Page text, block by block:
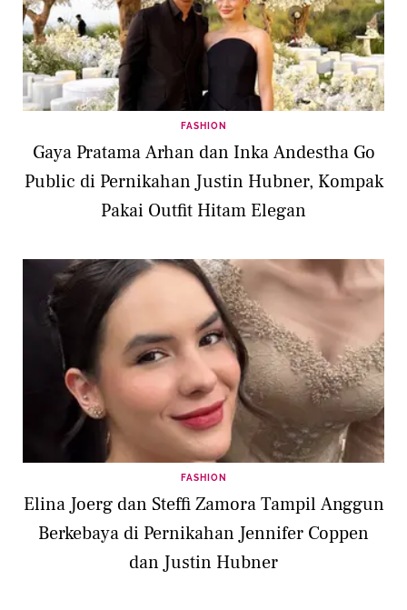
FASHION
Gaya Pratama Arhan dan Inka Andestha Go
Public di Pernikahan Justin Hubner, Kompak
Pakai Outfit Hitam Elegan
FASHION
Elina Joerg dan Steffi Zamora Tampil Anggun
Berkebaya di Pernikahan Jennifer Coppen
dan Justin Hubner